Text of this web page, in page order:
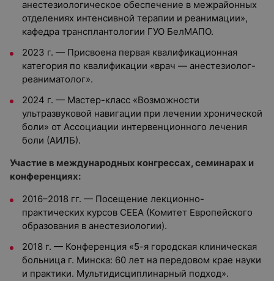
анестезиологическое обеспечение в межрайонных
отделениях интенсивной терапии и реанимации»,
кафедра трансплантологии ГУО БелМАПО.
2023 г. — Присвоена первая квалификационная
категория по квалификации «врач — анестезиолог-
реаниматолог».
2024 г. — Мастер-класс «Возможности
ультразвуковой навигации при лечении хронической
боли» от Ассоциации интервенционного лечения
боли (АИЛБ).
Участие в международных конгрессах, семинарах и
конференциях:
2016–2018 гг. — Посещение лекционно-
практических курсов СЕЕА (Комитет Европейского
образования в анестезиологии).
2018 г. — Конференция «5-я городская клиническая
больница г. Минска: 60 лет на передовом крае науки
и практики. Мультидисциплинарный подход».